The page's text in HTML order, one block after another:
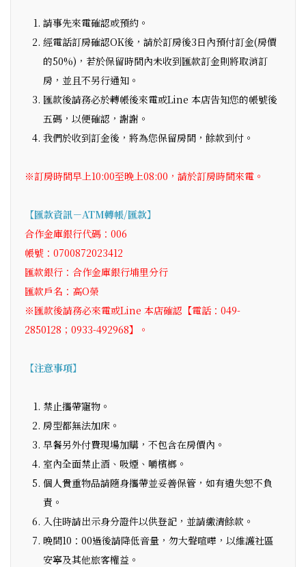
請事先來電確認或預約。
經電話訂房確認OK後，請於訂房後3日內預付訂金(房價
的50%)，若於保留時間內未收到匯款訂金則將取消訂
房，並且不另行通知。
匯款後請務必於轉帳後來電或Line 本店告知您的帳號後
五碼，以便確認，謝謝。
我們於收到訂金後，將為您保留房間，餘款到付。
※訂房時間早上10:00至晚上08:00，請於訂房時間來電。
【匯款資訊－ATM轉帳/匯款】
合作金庫銀行代碼：006
帳號：0700872023412
匯款銀行：合作金庫銀行埔里分行
匯款戶名：高O榮
※匯款後請務必來電或Line 本店確認【電話：049-
2850128；0933-492968】。
【注意事項】
禁止攜帶寵物。
房型都無法加床。
早餐另外付費現場加購，不包含在房價內。
室內全面禁止酒、吸煙、嚼檳榔。
個人貴重物品請隨身攜帶並妥善保管，如有遺失恕不負
責。
入住時請出示身分證件以供登記，並請繳清餘款。
晚間10：00過後請降低音量，勿大聲喧嘩，以維護社區
安寧及其他旅客權益。